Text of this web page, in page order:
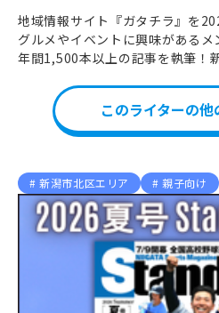
地域情報サイト『ガタチラ』を
グルメやイベントに興味がある
年間1,500本以上の記事を執筆！
このライターの
新潟市北区エリア 親子向け